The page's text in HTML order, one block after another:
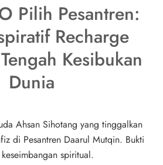
Pilih Pesantren:
Recharge
Kesibukan
Dunia
Ahsan Sihotang yang tinggalkan
di Pesantren Daarul Mutqin. Bukti
spiritual.